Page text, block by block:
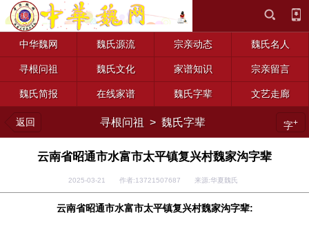
中华魏网 魏氏源流 宗亲动态 魏氏名人
寻根问祖 魏氏文化 家谱知识 宗亲留言
魏氏简报 在线家谱 魏氏字辈 文艺走廊
返回 寻根问祖 > 魏氏字辈 字+
云南省昭通市水富市太平镇复兴村魏家沟字辈
2025-03-21 作者:13721507687 来源:华夏魏氏
云南省昭通市水富市太平镇复兴村魏家沟字辈: